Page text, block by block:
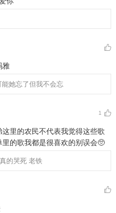
雅
她忘了但我不会忘
1
这里的农民不代表我觉得这些歌
的歌我都是很喜欢的别误会🥺
的哭死 老铁